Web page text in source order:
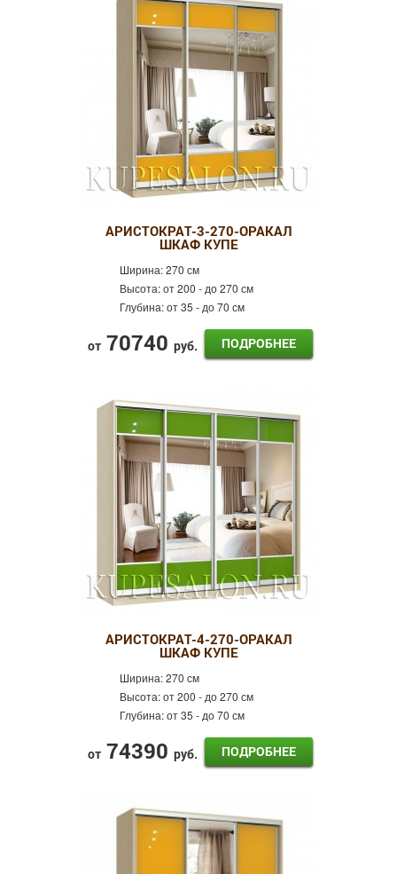
АРИСТОКРАТ-3-270-ОРАКАЛ
ШКАФ КУПЕ
Ширина:270 см
Высота:от 200 - до 270 см
Глубина:от 35 - до 70 см
от 70740 руб. ПОДРОБНЕЕ
АРИСТОКРАТ-4-270-ОРАКАЛ
ШКАФ КУПЕ
Ширина:270 см
Высота:от 200 - до 270 см
Глубина:от 35 - до 70 см
от 74390 руб. ПОДРОБНЕЕ